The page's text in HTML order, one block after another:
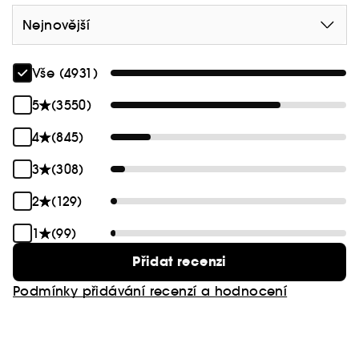
Nejnovější
Vše (4931)
5
(3550)
4
(845)
3
(308)
2
(129)
1
(99)
Přidat recenzi
Podmínky přidávání recenzí a hodnocení